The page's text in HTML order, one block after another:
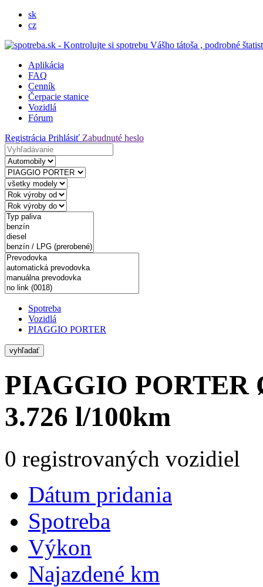
sk
cz
Aplikácia
FAQ
Cenník
Čerpacie stanice
Vozidlá
Fórum
Registrácia Prihlásiť Zabudnuté heslo
Spotreba
Vozidlá
PIAGGIO PORTER
vyhľadať
PIAGGIO PORTER
3.726 l/100km
0 registrovaných vozidiel
Dátum pridania
Spotreba
Výkon
Najazdené km